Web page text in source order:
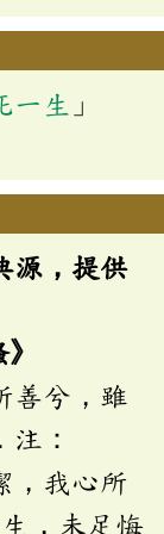
一生 」
源，提供
善兮，雖
：
，我心所
，未足悔